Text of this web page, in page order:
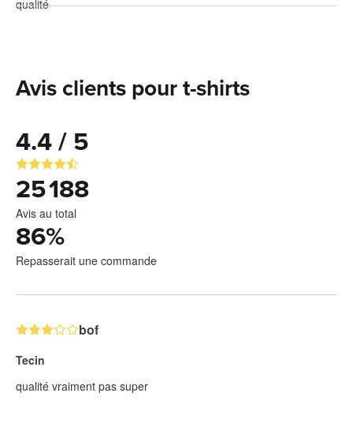
Avis clients pour t-shirts
4.4 / 5
25 188
Avis au total
86%
Repasserait une commande
bof
Tecin
qualité vraiment pas super